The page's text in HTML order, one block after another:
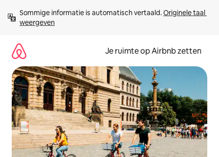
direct
naar
Sommige informatie is automatisch vertaald. Originele taal
weergeven
Je ruimte op Airbnb zetten